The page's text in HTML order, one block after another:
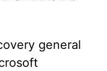
general